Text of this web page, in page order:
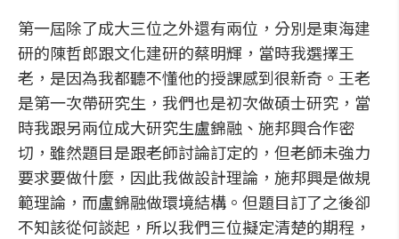
第一屆除了成大三位之外還有兩位，分別是東海建
研的陳哲郎跟文化建研的蔡明輝，當時我選擇王
老，是因為我都聽不懂他的授課感到很新奇。王老
是第一次帶研究生，我們也是初次做碩士研究，當
時我跟另兩位成大研究生盧錦融、施邦興合作密
切，雖然題目是跟老師討論訂定的，但老師未強力
要求要做什麼，因此我做設計理論，施邦興是做規
範理論，而盧錦融做環境結構。但題目訂了之後卻
不知該從何談起，所以我們三位擬定清楚的期程，